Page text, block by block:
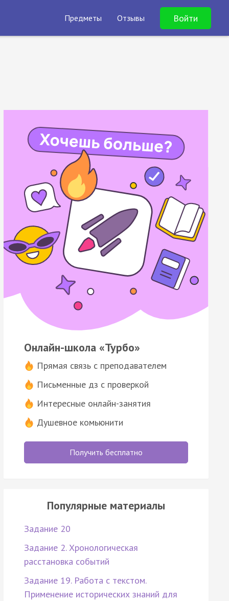
Предметы Отзывы Войти
Онлайн-школа «Турбо»
Прямая связь с преподавателем
Письменные дз с проверкой
Интересные онлайн-занятия
Душевное комьюнити
Получить бесплатно
Популярные материалы
Задание 20
Задание 2. Хронологическая
расстановка событий
Задание 19. Работа с текстом.
Применение исторических знаний для